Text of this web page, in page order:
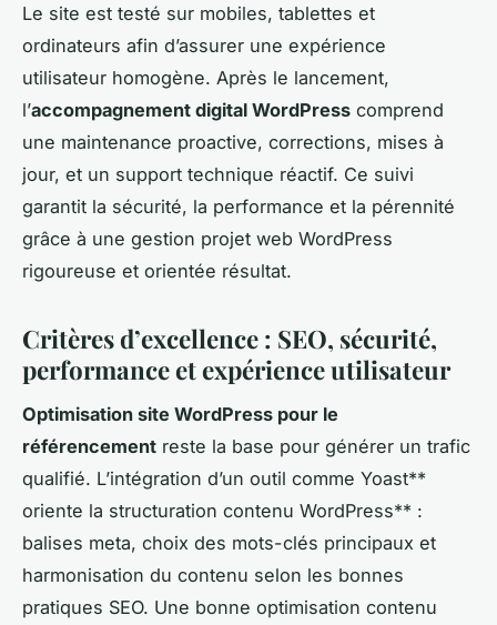
Le site est testé sur mobiles, tablettes et
ordinateurs afin d’assurer une expérience
utilisateur homogène. Après le lancement,
l’accompagnement digital WordPress comprend
une maintenance proactive, corrections, mises à
jour, et un support technique réactif. Ce suivi
garantit la sécurité, la performance et la pérennité
grâce à une gestion projet web WordPress
rigoureuse et orientée résultat.
Critères d’excellence : SEO, sécurité,
performance et expérience utilisateur
Optimisation site WordPress pour le
référencement reste la base pour générer un trafic
qualifié. L’intégration d’un outil comme Yoast**
oriente la structuration contenu WordPress** :
balises meta, choix des mots-clés principaux et
harmonisation du contenu selon les bonnes
pratiques SEO. Une bonne optimisation contenu